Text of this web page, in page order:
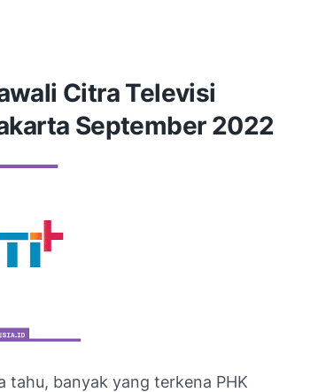
Citra Televisi
September 2022
tahu, banyak yang terkena PHK